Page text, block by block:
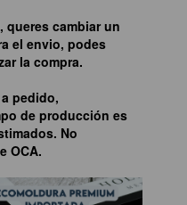
queres cambiar un
el envio, podes
la compra.
pedido,
de producción es
No
OCA.